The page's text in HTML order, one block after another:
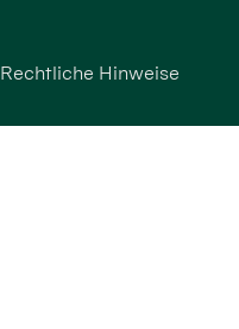
Rechtliche Hinweise